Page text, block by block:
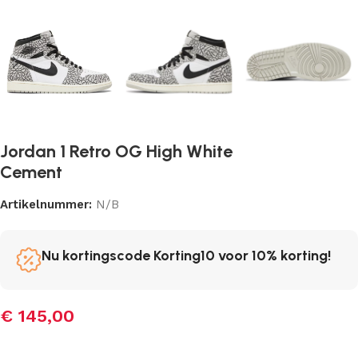
Jordan 1 Retro OG High White
Cement
Artikelnummer: N/B
Nu kortingscode Korting10 voor 10% korting!
€ 145,00